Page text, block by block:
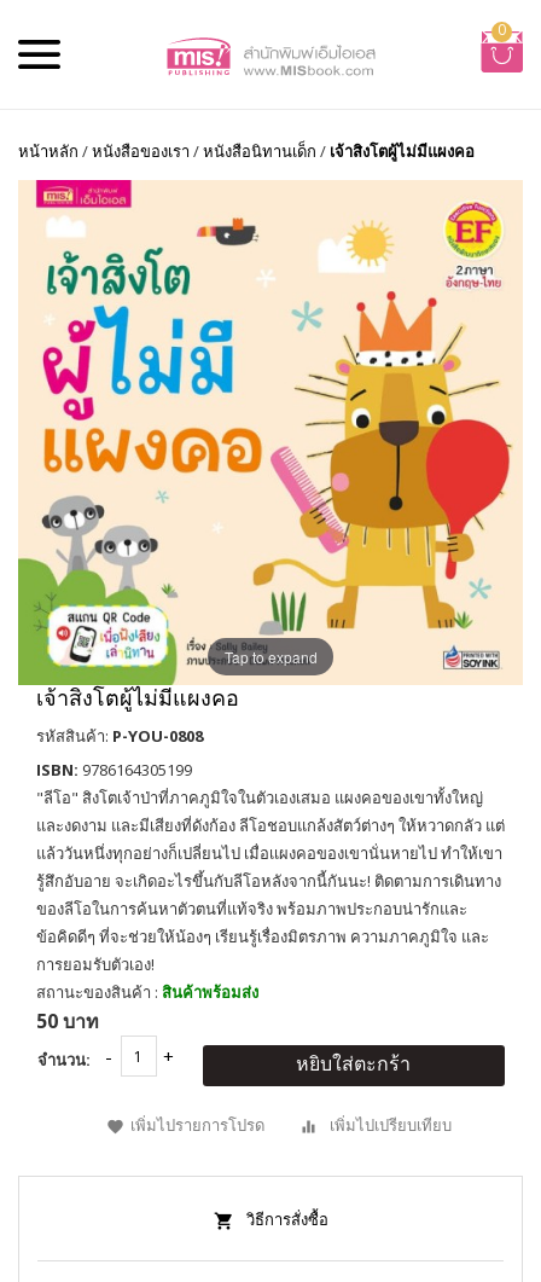
0
หน้าหลัก /หนังสือของเรา /หนังสือนิทานเด็ก / เจ้าสิงโตผู้ไม่มีแผงคอ
Tap to expand
เจ้าสิงโตผู้ไม่มีแผงคอ
รหัสสินค้า: P-YOU-0808
ISBN: 9786164305199
"ลีโอ" สิงโตเจ้าป่าที่ภาคภูมิใจในตัวเองเสมอ แผงคอของเขาทั้งใหญ่
และงดงาม และมีเสียงที่ดังก้อง ลีโอชอบแกล้งสัตว์ต่างๆ ให้หวาดกลัว แต่
แล้ววันหนึ่งทุกอย่างก็เปลี่ยนไป เมื่อเเผงคอของเขานั่นหายไป ทำให้เขา
รู้สึกอับอาย จะเกิดอะไรขึ้นกับลีโอหลังจากนี้กันนะ! ติดตามการเดินทาง
ของลีโอในการค้นหาตัวตนที่แท้จริง พร้อมภาพประกอบน่ารักและ
ข้อคิดดีๆ ที่จะช่วยให้น้องๆ เรียนรู้เรื่องมิตรภาพ ความภาคภูมิใจ และ
การยอมรับตัวเอง!
สถานะของสินค้า : สินค้าพร้อมส่ง
50 บาท
จำนวน: หยิบใส่ตะกร้า
เพิ่มไปรายการโปรด เพิ่มไปเปรียบเทียบ
วิธีการสั่งซื้อ